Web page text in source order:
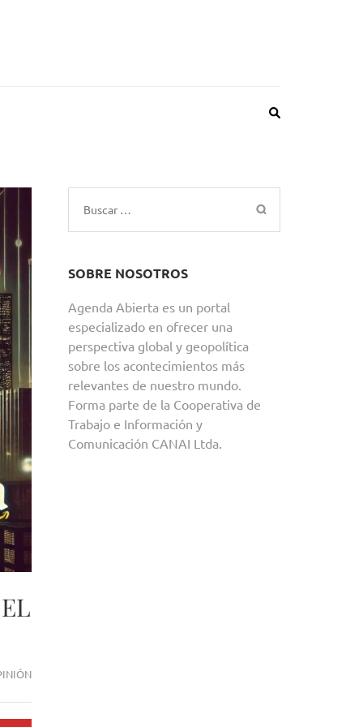
Buscar:
SOBRE NOSOTROS
Agenda Abierta es un portal
especializado en ofrecer una
perspectiva global y geopolítica
sobre los acontecimientos más
relevantes de nuestro mundo.
Forma parte de la Cooperativa de
Trabajo e Información y
Comunicación CANAI Ltda.